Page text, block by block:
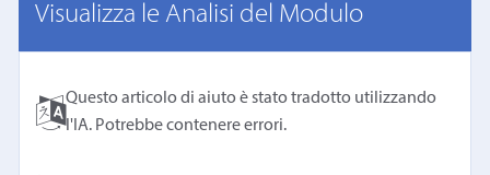
Visualizza le Analisi del Modulo
Questo articolo di aiuto è stato tradotto utilizzando
l'IA. Potrebbe contenere errori.